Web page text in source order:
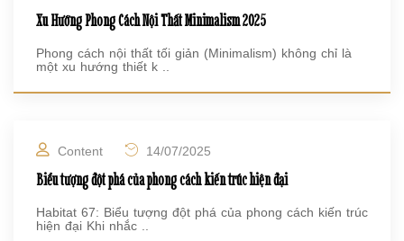
Xu Hướng Phong Cách Nội Thất Minimalism 2025
Phong cách nội thất tối giản (Minimalism) không chỉ là
một xu hướng thiết k ..
Content 14/07/2025
Biểu tượng đột phá của phong cách kiến trúc hiện đại
Habitat 67: Biểu tượng đột phá của phong cách kiến trúc
hiện đại Khi nhắc ..